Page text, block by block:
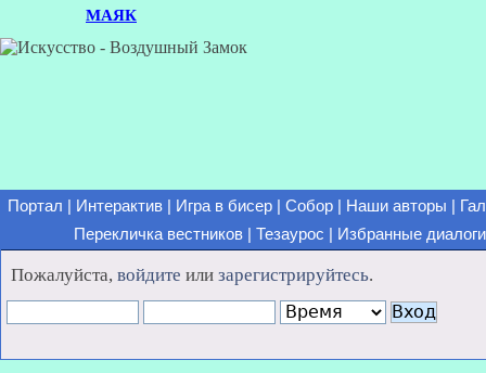
МАЯК
Портал Интерактив| Игра в бисер| Собор| Наши авторы
Перекличка вестников
Тезаурос Избранные диалоги
Пожалуйста, войдите или зарегистрируйтесь.